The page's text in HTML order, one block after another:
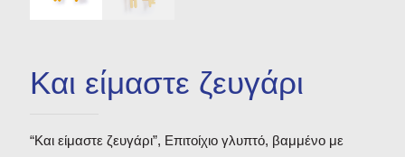
Και είμαστε ζευγάρι
“Και είμαστε ζευγάρι”, Επιτοίχιο γλυπτό, βαμμένο με